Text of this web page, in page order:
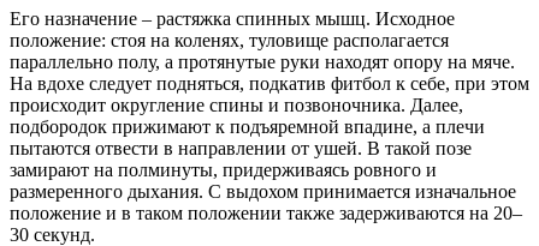
Его назначение – растяжка спинных мышц. Исходное
положение: стоя на коленях, туловище располагается
параллельно полу, а протянутые руки находят опору на мяче.
На вдохе следует подняться, подкатив фитбол к себе, при этом
происходит округление спины и позвоночника. Далее,
подбородок прижимают к подъяремной впадине, а плечи
пытаются отвести в направлении от ушей. В такой позе
замирают на полминуты, придерживаясь ровного и
размеренного дыхания. С выдохом принимается изначальное
положение и в таком положении также задерживаются на 20–
30 секунд.